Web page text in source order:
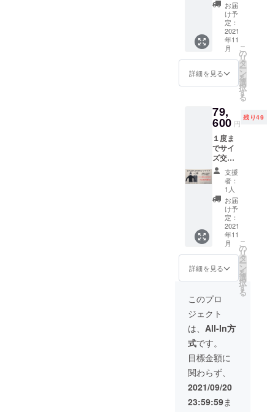
みま
す。送
料は無
料で
す。 ※
配送時
期：
2021年
ザイ
ン、仕
様につ
きまし
ては予
告なく
変更に
なる場
合がご
ざいま
す。ご
了承く
ださ
い。
い。 サ
イズに
迷う場
合は普
段着て
いるサ
イズの
一つ下
OROS
GEMINI
ジャ
ケット
１着 ※
リター
ン価格
は消費
税を含
みま
す。送
料は無
料で
す。 ※
配送時
期：
2021年
部のデ
ン、仕
様につ
きまし
ては予
告なく
変更に
なる場
合がご
す。ご
別にご
用意し
ており
ます
が、万
が一在
庫がな
くなっ
た場合
換でき
ないこ
ともご
ざいま
すので
あらか
じめご
了承く
ださ
い。 サ
イズに
迷う場
合は普
段着て
いるサ
イズの
一つ下
す。
OROS
GEMINI
ジャ
ケット
１着 ※
リター
ン価格
は消費
税を含
みま
す。送
お届
け予
定：
2021
年11
月
詳細を見る
こ
の
リ
タ
ー
ン
を
選
択
す
る
79,
600 円
残り49
１度ま
でサイ
ズ交換
OK ※サ
イズ交
換用の
在庫を
別にご
用意し
ており
ます
が、万
が一在
庫がな
くなっ
た場合
には交
換でき
ないこ
ともご
ざいま
すので
あらか
じめご
了承く
ださ
い。 サ
イズに
支援
者：
1人
お届
け予
定：
2021
年11
月
詳細を見る
こ
の
リ
タ
ー
ン
を
選
択
す
る
このプロ
ジェクト
は、 All-In方
式です。
目標金額に
関わらず、
2021/09/20
23:59:59ま